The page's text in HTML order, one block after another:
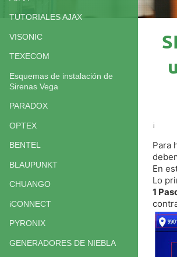
¡
Para
En
Lo
1
TUTORIALES AJAX
VISONIC
TEXECOM
Esquemas de instalación de
Sirenas Vega
PARADOX
OPTEX
BENTEL
BLAUPUNKT
CHUANGO
iCONNECT
PYRONIX
GENERADORES DE NIEBLA